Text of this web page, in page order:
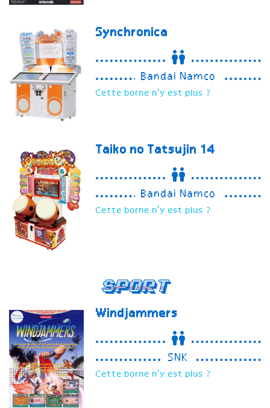
Synchronica
Bandai Namco
Cette borne n'y est plus ?
Taiko no Tatsujin 14
Bandai Namco
Cette borne n'y est plus ?
Sport
Windjammers
SNK
Cette borne n'y est plus ?